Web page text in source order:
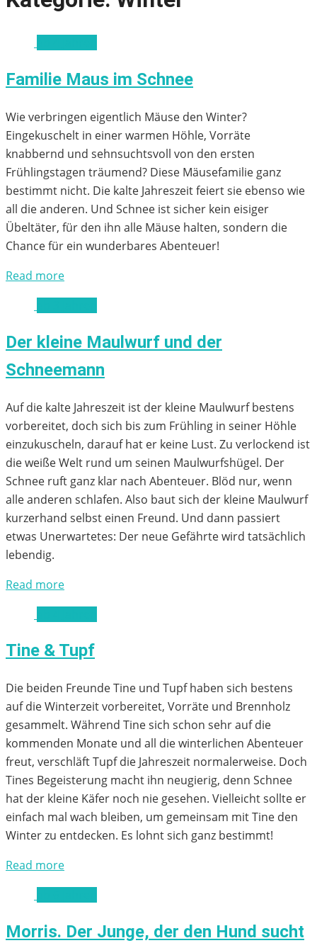
Familie Maus im Schnee
Wie verbringen eigentlich Mäuse den Winter?
Eingekuschelt in einer warmen Höhle, Vorräte
knabbernd und sehnsuchtsvoll von den ersten
Frühlingstagen träumend? Diese Mäusefamilie ganz
bestimmt nicht. Die kalte Jahreszeit feiert sie ebenso wie
all die anderen. Und Schnee ist sicher kein eisiger
Übeltäter, für den ihn alle Mäuse halten, sondern die
Chance für ein wunderbares Abenteuer!
Read more
Der kleine Maulwurf und der
Schneemann
Auf die kalte Jahreszeit ist der kleine Maulwurf bestens
vorbereitet, doch sich bis zum Frühling in seiner Höhle
einzukuscheln, darauf hat er keine Lust. Zu verlockend ist
die weiße Welt rund um seinen Maulwurfshügel. Der
Schnee ruft ganz klar nach Abenteuer. Blöd nur, wenn
alle anderen schlafen. Also baut sich der kleine Maulwurf
kurzerhand selbst einen Freund. Und dann passiert
etwas Unerwartetes: Der neue Gefährte wird tatsächlich
lebendig.
Read more
Tine & Tupf
Die beiden Freunde Tine und Tupf haben sich bestens
auf die Winterzeit vorbereitet, Vorräte und Brennholz
gesammelt. Während Tine sich schon sehr auf die
kommenden Monate und all die winterlichen Abenteuer
freut, verschläft Tupf die Jahreszeit normalerweise. Doch
Tines Begeisterung macht ihn neugierig, denn Schnee
hat der kleine Käfer noch nie gesehen. Vielleicht sollte er
einfach mal wach bleiben, um gemeinsam mit Tine den
Winter zu entdecken. Es lohnt sich ganz bestimmt!
Read more
Morris. Der Junge, der den Hund sucht